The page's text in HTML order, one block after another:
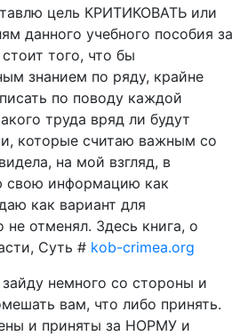
цель КРИТИКОВАТЬ или
данного учебного пособия за
того, что бы
знанием по ряду, крайне
по поводу каждой
труда вряд ли будут
которые считаю важным со
на мой взгляд, в
свою информацию как
как вариант для
отменял. Здесь книга, о
Суть # kob-crimea.org
немного со стороны и
вам, что либо принять.
и приняты за НОРМУ и